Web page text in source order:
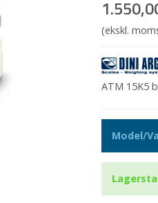
(ekskl.
ATM 15K5
Model/